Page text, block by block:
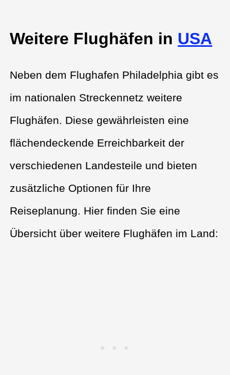
Weitere Flughäfen in USA
Neben dem Flughafen Philadelphia gibt es
im nationalen Streckennetz weitere
Flughäfen. Diese gewährleisten eine
flächendeckende Erreichbarkeit der
verschiedenen Landesteile und bieten
zusätzliche Optionen für Ihre
Reiseplanung. Hier finden Sie eine
Übersicht über weitere Flughäfen im Land: